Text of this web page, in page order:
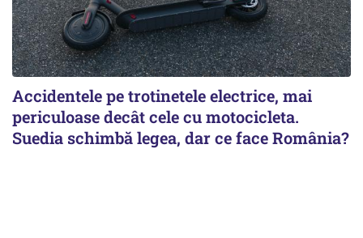
Accidentele pe trotinetele electrice, mai
periculoase decât cele cu motocicleta.
Suedia schimbă legea, dar ce face România?